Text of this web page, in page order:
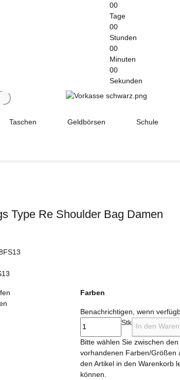
00
Tage
00
Stunden
00
Minuten
00
Sekunden
Taschen Geldbörsen Schule
Type Re Shoulder Bag Damen
Farben
Benachrichtigen, wenn
Stk In den
x
Bitte wählen Sie zwischen den
vorhandenen Farben/Größen
den Artikel in den Warenkorb
können.